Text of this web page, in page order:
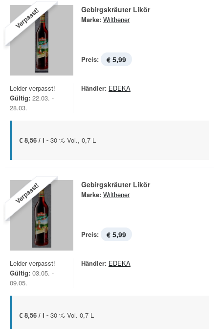
Verpasst! Gebirgskräuter Likör
Marke: Wilthener
Preis: € 5,99
Leider verpasst!
Gültig: 22.03. -
28.03.
Händler: EDEKA
€ 8,56 / l - 30 % Vol., 0,7 L
Verpasst! Gebirgskräuter Likör
Marke: Wilthener
Preis: € 5,99
Leider verpasst!
Gültig: 03.05. -
09.05.
Händler: EDEKA
€ 8,56 / l - 30 % Vol. 0,7 L